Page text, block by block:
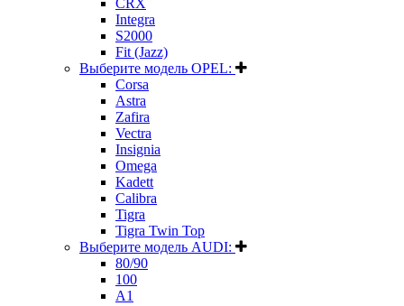
CRX
Integra
S2000
Fit (Jazz)
Выберите модель OPEL:
Corsa
Astra
Zafira
Vectra
Insignia
Omega
Kadett
Calibra
Tigra
Tigra Twin Top
Выберите модель AUDI:
80/90
100
A1